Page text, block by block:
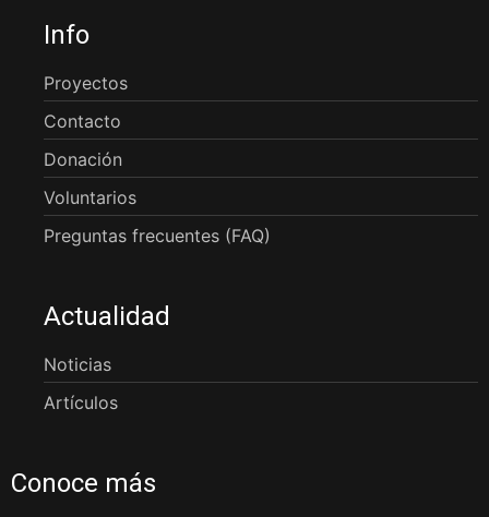
Info
Proyectos
Contacto
Donación
Voluntarios
Preguntas frecuentes (FAQ)
Actualidad
Noticias
Artículos
Conoce más